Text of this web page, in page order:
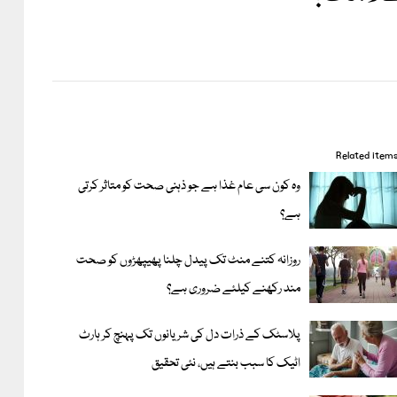
Related items
وہ کون سی عام غذا ہے جو ذہنی صحت کو متاثر کرتی
ہے؟
روزانہ کتنے منٹ تک پیدل چلنا پھیپھڑوں کو صحت
مند رکھنے کیلئے ضروری ہے؟
پلاسٹک کے ذرات دل کی شریانوں تک پہنچ کر ہارٹ
اٹیک کا سبب بنتے ہیں، نئی تحقیق